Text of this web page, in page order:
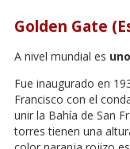
Golden Gate
A nivel mundial es
Fue inaugurado en
Francisco con el
unir la Bahía de San
torres tienen una